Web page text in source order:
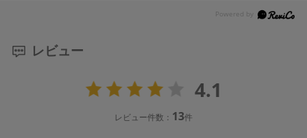
レビュー
4.1
レビュー件数： 13件